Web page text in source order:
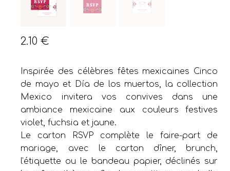
2.10€
Inspirée des célèbres fêtes mexicaines Cinco
de mayo et Día de los muertos, la collection
Mexico invitera vos convives dans une
ambiance mexicaine aux couleurs festives
violet, fuchsia et jaune.
Le carton RSVP complète le faire-part de
mariage, avec le carton dîner, brunch,
l’étiquette ou le bandeau papier, déclinés sur